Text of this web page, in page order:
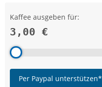
Kaffee ausgeben für:
3,00 €
Per Paypal unterstützen*